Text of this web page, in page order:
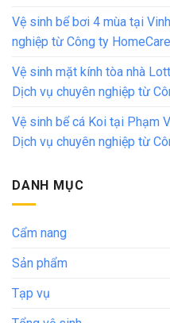
Vệ sinh bể bơi 4 mùa tại
nghiệp từ Công ty HomeCare
Vệ sinh mặt kính tòa nhà
Dịch vụ chuyên nghiệp từ
Vệ sinh bể cá Koi tại Phạm
Dịch vụ chuyên nghiệp từ
DANH MỤC
Cẩm nang
Sản phẩm
Tạp vụ